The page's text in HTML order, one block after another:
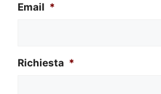
Email *
Richiesta *